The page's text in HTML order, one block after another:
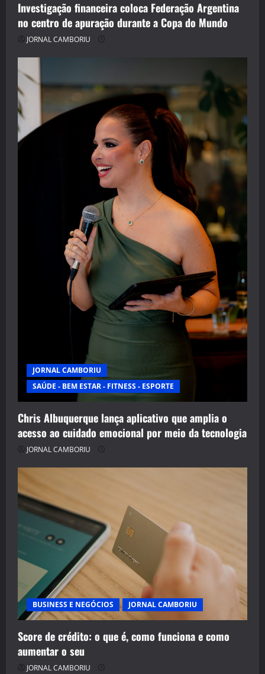
Investigação financeira coloca Federação Argentina
no centro de apuração durante a Copa do Mundo
JORNAL CAMBORIU
JORNAL CAMBORIU
SAÚDE - BEM ESTAR - FITNESS - ESPORTE
Chris Albuquerque lança aplicativo que amplia o
acesso ao cuidado emocional por meio da tecnologia
JORNAL CAMBORIU
BUSINESS E NEGÓCIOS JORNAL CAMBORIU
Score de crédito: o que é, como funciona e como
aumentar o seu
JORNAL CAMBORIU